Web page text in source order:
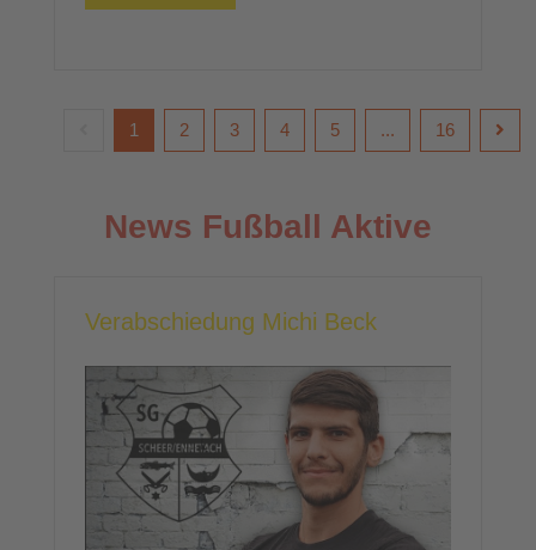
1 2 3 4 5 ... 16
News Fußball Aktive
Verabschiedung Michi Beck